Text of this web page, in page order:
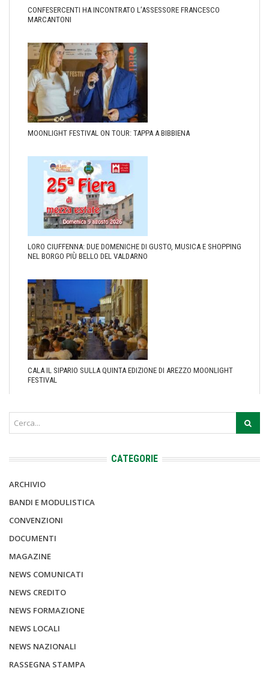
CONFESERCENTI HA INCONTRATO L’ASSESSORE FRANCESCO
MARCANTONI
MOONLIGHT FESTIVAL ON TOUR: TAPPA A BIBBIENA
LORO CIUFFENNA: DUE DOMENICHE DI GUSTO, MUSICA E SHOPPING
NEL BORGO PIÙ BELLO DEL VALDARNO
CALA IL SIPARIO SULLA QUINTA EDIZIONE DI AREZZO MOONLIGHT
FESTIVAL
CATEGORIE
ARCHIVIO
BANDI E MODULISTICA
CONVENZIONI
DOCUMENTI
MAGAZINE
NEWS COMUNICATI
NEWS CREDITO
NEWS FORMAZIONE
NEWS LOCALI
NEWS NAZIONALI
RASSEGNA STAMPA